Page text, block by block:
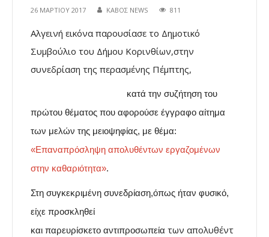
26 ΜΑΡΤΊΟΥ 2017 ΚΑΒΟΣ NEWS 811
Αλγεινή εικόνα παρουσίασε το Δημοτικό
Συμβούλιο του Δήμου Κορινθίων,στην
συνεδρίαση της περασμένης Πέμπτης,
κατά την συζήτηση του
πρώτου θέματος που αφορούσε έγγραφο αίτημα
των μελών της μειοψηφίας, με θέμα:
«Επαναπρόσληψη απολυθέντων εργαζομένων
στην καθαριότητα».
Στη συγκεκριμένη συνεδρίαση,όπως ήταν φυσικό,
είχε προσκληθεί
και παρευρίσκετο αντιπροσωπεία των απολυθέντ